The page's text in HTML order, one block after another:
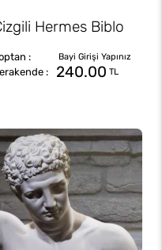
Hermes Biblo
240.00 TL